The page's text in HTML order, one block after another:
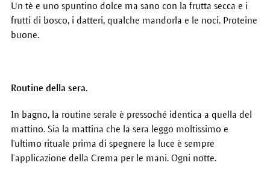
Un tè e uno spuntino dolce ma sano con la frutta secca e i
frutti di bosco, i datteri, qualche mandorla e le noci. Proteine
buone.
Routine della sera.
In bagno, la routine serale è pressoché identica a quella del
mattino. Sia la mattina che la sera leggo moltissimo e
l'ultimo rituale prima di spegnere la luce è sempre
l’applicazione della Crema per le mani. Ogni notte.